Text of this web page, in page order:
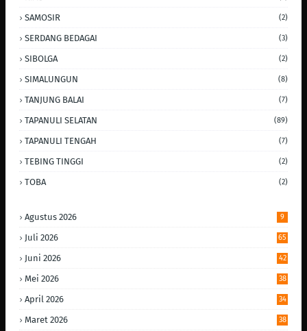
SAMOSIR (2)
SERDANG BEDAGAI (3)
SIBOLGA (2)
SIMALUNGUN (8)
TANJUNG BALAI (7)
TAPANULI SELATAN (89)
TAPANULI TENGAH (7)
TEBING TINGGI (2)
TOBA (2)
Agustus 2026 9
Juli 2026 65
Juni 2026 42
Mei 2026 38
April 2026 34
Maret 2026 38